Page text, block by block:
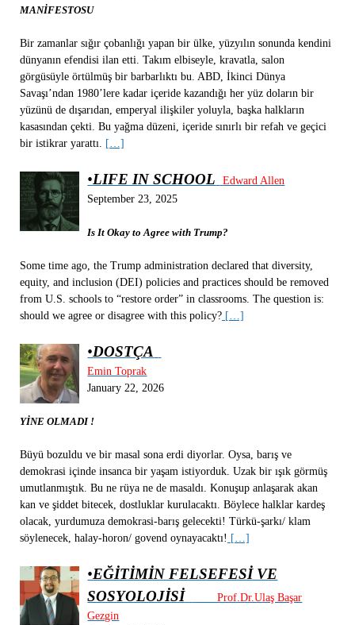
MANİFESTOSU
Bir zamanlar sığır çobanlığı yapan bir ülke, yüzyılın sonunda kendini
dünyanın efendisi ilan etti. Takım elbiseyle, kravatla, salon
görgüsüyle örtülmüş bir barbarlıktı bu. ABD, İkinci Dünya
Savaşı’ndan 1980’lere kadar içeride kazandığı her yüz doların bir
yüzünü de dışarıdan, emperyal ilişkiler yoluyla, başka halkların
kasasından çekti. Bu yağma düzeni, içeride sınırlı bir refah ve geçici
bir istikrar yarattı.
[…]
•LIFE IN SCHOOL
Edward Allen
September 23, 2025
Is It Okay to Agree with Trump?
Some time ago, the Trump administration declared that diversity,
equity, and inclusion (DEI) policies and practices should be removed
from U.S. schools to “restore order” in classrooms. The question is:
should we agree or disagree with this policy?[…]
•DOSTÇA
Emin Toprak
January 22, 2026
YİNE OLMADI !
Büyü bozuldu ve bir masal sona erdi diyorlar. Oysa, barış ve
demokrasi içinde insanca bir yaşam istiyorduk. Uzak bir ışık görmüş
umutlanmıştık. Bu ne rüya ne de masaldı. Konuşup anlaşarak akan
kan ve şiddet bitecek, dostluklar kurulacaktı. Böylece halklar kardeş
olacak, yurdumuza demokrasi-barış gelecekti! Türkü-şarkı/ klam
söylenecek, halay-horon/ govend oynayacaktı! […]
•EĞİTİMİN FELSEFESİ VE
SOSYOLOJİSİ
Prof.Dr.Ulaş Başar
Gezgin